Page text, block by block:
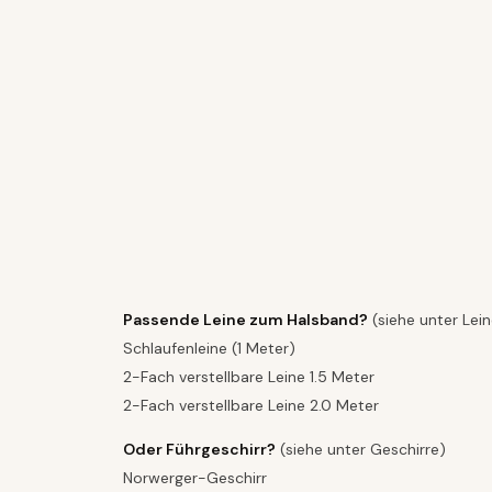
Passende Leine zum Halsband? (siehe unter
Schlaufenleine (1 Meter)
2-Fach verstellbare Leine 1.5 Meter
2-Fach verstellbare Leine 2.0 Meter
Oder Führgeschirr? (siehe unter Geschirre)
Norwerger-Geschirr